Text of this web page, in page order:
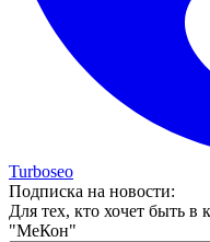
Turboseo
Подписка на новости:
Для тех, кто хочет быть в
"МеКон"